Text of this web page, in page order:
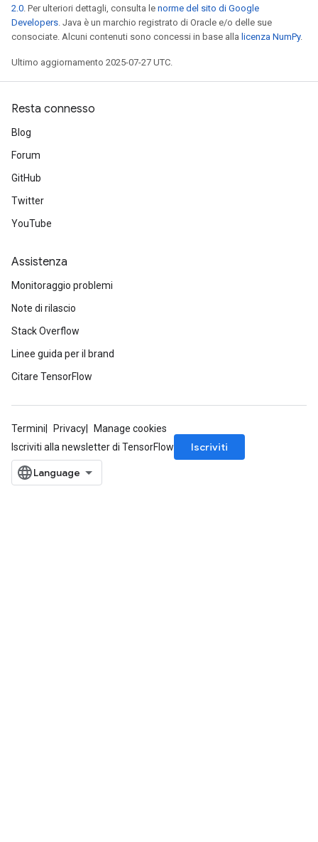
2.0. Per ulteriori dettagli, consulta le norme del sito di Google
Developers. Java è un marchio registrato di Oracle e/o delle sue
consociate. Alcuni contenuti sono concessi in base alla licenza NumPy.
Ultimo aggiornamento 2025-07-27 UTC.
Resta connesso
Blog
Forum
GitHub
Twitter
YouTube
Assistenza
Monitoraggio problemi
Note di rilascio
Stack Overflow
Linee guida per il brand
Citare TensorFlow
Termini Privacy
Manage cookies
Iscriviti alla newsletter di TensorFlow
Iscriviti